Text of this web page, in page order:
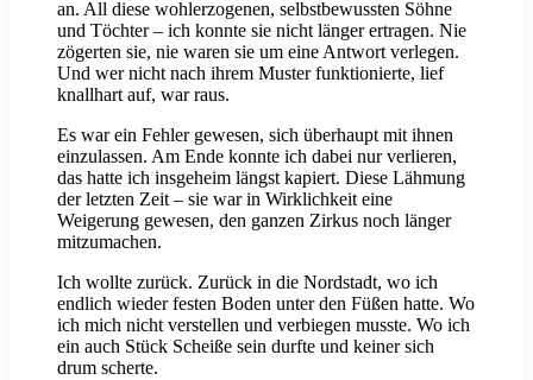
an. All diese wohlerzogenen, selbstbewussten Söhne
und Töchter – ich konnte sie nicht länger ertragen. Nie
zögerten sie, nie waren sie um eine Antwort verlegen.
Und wer nicht nach ihrem Muster funktionierte, lief
knallhart auf, war raus.
Es war ein Fehler gewesen, sich überhaupt mit ihnen
einzulassen. Am Ende konnte ich dabei nur verlieren,
das hatte ich insgeheim längst kapiert. Diese Lähmung
der letzten Zeit – sie war in Wirklichkeit eine
Weigerung gewesen, den ganzen Zirkus noch länger
mitzumachen.
Ich wollte zurück. Zurück in die Nordstadt, wo ich
endlich wieder festen Boden unter den Füßen hatte. Wo
ich mich nicht verstellen und verbiegen musste. Wo ich
ein auch Stück Scheiße sein durfte und keiner sich
drum scherte.